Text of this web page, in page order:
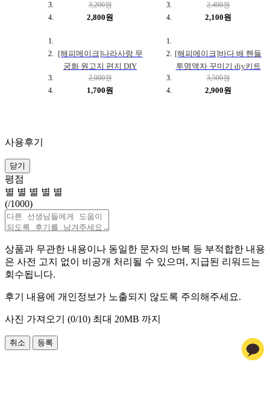
3,200원
2,800원
2,400원
2,100원
[해피메이크]나라사랑 무
궁화 원고지 편지 DIY
2,000원
1,700원
[해피메이크]바다 배 핸들
투명액자 꾸미기 diy키트
3,500원
2,900원
사용후기
닫기
평점
별 별 별 별 별
(/1000)
상품과 무관한 내용이나 동일한 문자의 반복 등 부적합한 내용
은 사전 고지 없이 비공개 처리될 수 있으며, 지급된 리워드는
회수됩니다.
후기 내용에 개인정보가 노출되지 않도록 주의해주세요.
사진 가져오기 (0/10) 최대 20MB 까지
취소 등록